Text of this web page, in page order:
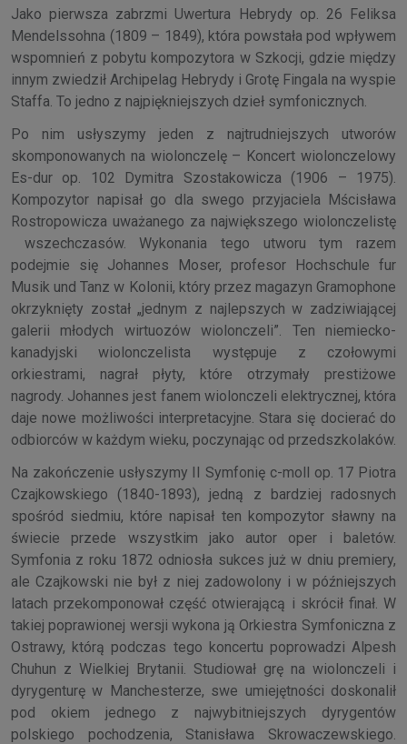
Jako pierwsza zabrzmi Uwertura Hebrydy op. 26 Feliksa
Mendelssohna (1809 – 1849), która powstała pod wpływem
wspomnień z pobytu kompozytora w Szkocji, gdzie między
innym zwiedził Archipelag Hebrydy i Grotę Fingala na wyspie
Staffa. To jedno z najpiękniejszych dzieł symfonicznych.
Po nim usłyszymy jeden z najtrudniejszych utworów
skomponowanych na wiolonczelę – Koncert wiolonczelowy
Es-dur op. 102 Dymitra Szostakowicza (1906 – 1975).
Kompozytor napisał go dla swego przyjaciela Mścisława
Rostropowicza uważanego za największego wiolonczelistę
wszechczasów. Wykonania tego utworu tym razem
podejmie się Johannes Moser, profesor Hochschule fur
Musik und Tanz w Kolonii, który przez magazyn Gramophone
okrzyknięty został „jednym z najlepszych w zadziwiającej
galerii młodych wirtuozów wiolonczeli”. Ten niemiecko-
kanadyjski wiolonczelista występuje z czołowymi
orkiestrami, nagrał płyty, które otrzymały prestiżowe
nagrody. Johannes jest fanem wiolonczeli elektrycznej, która
daje nowe możliwości interpretacyjne. Stara się docierać do
odbiorców w każdym wieku, poczynając od przedszkolaków.
Na zakończenie usłyszymy II Symfonię c-moll op. 17 Piotra
Czajkowskiego (1840-1893), jedną z bardziej radosnych
spośród siedmiu, które napisał ten kompozytor sławny na
świecie przede wszystkim jako autor oper i baletów.
Symfonia z roku 1872 odniosła sukces już w dniu premiery,
ale Czajkowski nie był z niej zadowolony i w późniejszych
latach przekomponował część otwierającą i skrócił finał. W
takiej poprawionej wersji wykona ją Orkiestra Symfoniczna z
Ostrawy, którą podczas tego koncertu poprowadzi Alpesh
Chuhun z Wielkiej Brytanii. Studiował grę na wiolonczeli i
dyrygenturę w Manchesterze, swe umiejętności doskonalił
pod okiem jednego z najwybitniejszych dyrygentów
polskiego pochodzenia, Stanisława Skrowaczewskiego.